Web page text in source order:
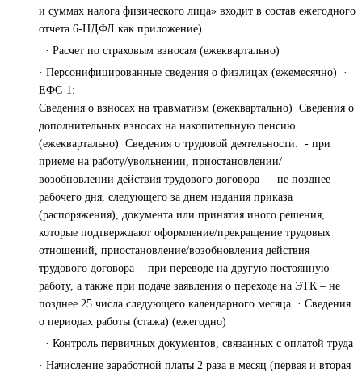
и суммах налога физического лица» входит в состав ежегодного
отчета 6-НДФЛ как приложение)
· Расчет по страховым взносам (ежеквартально)
· Персонифицированные сведения о физлицах (ежемесячно) ·
ЕФС-1:
Сведения о взносах на травматизм (ежеквартально) Сведения о
дополнительных взносах на накопительную пенсию
(ежеквартально) Сведения о трудовой деятельности: - при
приеме на работу/увольнении, приостановлении/
возобновлении действия трудового договора — не позднее
рабочего дня, следующего за днем издания приказа
(распоряжения), документа или принятия иного решения,
которые подтверждают оформление/прекращение трудовых
отношений, приостановление/возобновления действия
трудового договора - при переводе на другую постоянную
работу, а также при подаче заявления о переходе на ЭТК – не
позднее 25 числа следующего календарного месяца · Сведения
о периодах работы (стажа) (ежегодно)
· Контроль первичных документов, связанных с оплатой труда
· Начисление заработной платы 2 раза в месяц (первая и вторая